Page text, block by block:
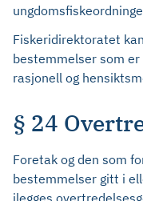
Fiskeridirektoratet
bestemmelser som
rasjonell og
§ 24
Foretak og den som
bestemmelser gitt i
ilegges